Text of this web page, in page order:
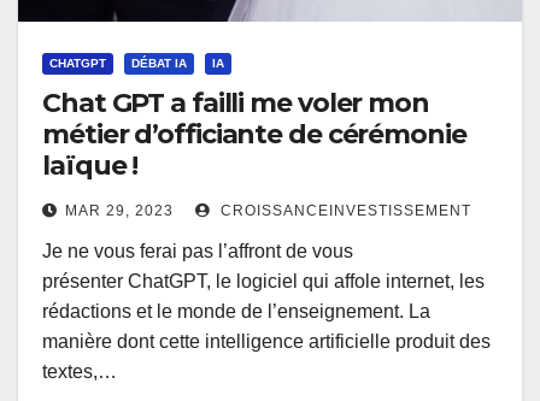
CHATGPT DÉBAT IA IA
Chat GPT a failli me voler mon
métier d’officiante de cérémonie
laïque !
MAR 29, 2023 CROISSANCEINVESTISSEMENT
Je ne vous ferai pas l’affront de vous
présenter ChatGPT, le logiciel qui affole internet, les
rédactions et le monde de l’enseignement. La
manière dont cette intelligence artificielle produit des
textes,…